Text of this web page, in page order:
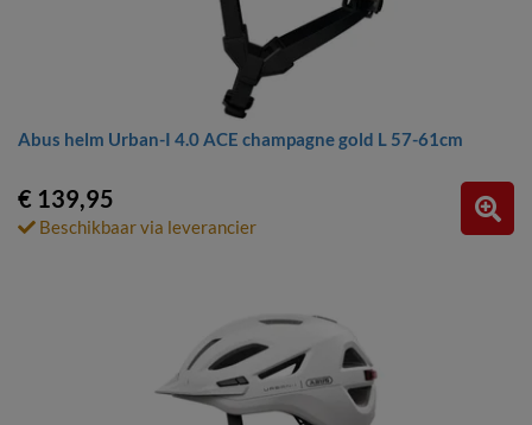
Abus helm Urban-I 4.0 ACE champagne gold L 57-61cm
€ 139,95
Beschikbaar via leverancier